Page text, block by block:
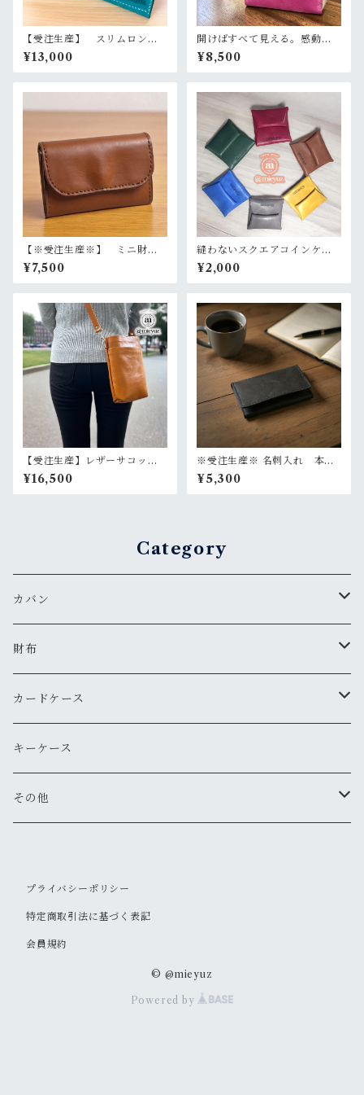
【受注生産】 スリムロング
ウォレット 長財布 たつの
レザー
¥13,000
開けばすべて見える。感動の
ワンアクション財布 L字ファ
スナーハーフウォレット
¥8,500
【※受注生産※】 ミニ財
布 お札を折らずに収納 た
つのレザー 本革 コンパク
ト財布 選べるカラー
¥7,500
縫わないスクエアコインケー
ス たつのレザー 国産レザ
ー 選べるカラー 本革
¥2,000
【受注生産】レザーサコッシ
ュ【マチあり】 たつのレザ
ー 本革 選べるカラー 斜
め掛け ショルダーバッグ
¥16,500
※受注生産※ 名刺入れ 本
革 たつのレザー ギフト
¥5,300
Category
カバン
サコッシュ
お財布ポーチ
トートバッグ
ショルダーバッグ
財布
コインケース
ミニ財布
長財布
カードケース
名刺入れ
キーケース
その他
プライバシーポリシー
特定商取引法に基づく表記
会員規約
© @mieyuz
Powered by